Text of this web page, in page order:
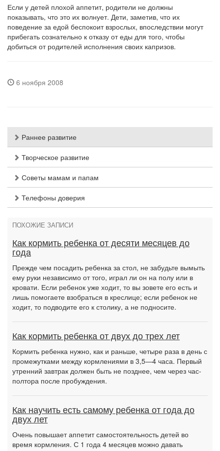
Если у детей плохой аппетит, родители не должны
показывать, что это их волнует. Дети, заметив, что их
поведение за едой беспокоит взрослых, впоследствии могут
прибегать сознательно к отказу от еды для того, чтобы
добиться от родителей исполнения своих капризов.
6 ноября 2008
Раннее развитие
Творческое развитие
Советы мамам и папам
Телефоны доверия
ПОХОЖИЕ ЗАПИСИ
Как кормить ребенка от десяти месяцев до
года
Прежде чем посадить ребенка за стол, не забудьте вымыть
ему руки независимо от того, играл ли он на полу или в
кровати. Если ребенок уже ходит, то вы зовете его есть и
лишь помогаете взобраться в креслице; если ребенок не
ходит, то подводите его к столику, а не подносите.
Как кормить ребенка от двух до трех лет
Кормить ребенка нужно, как и раньше, четыре раза в день с
промежутками между кормлениями в 3,5—4 часа. Первый
утренний завтрак должен быть не позднее, чем через час-
полтора после пробуждения.
Как научить есть самому ребенка от года до
двух лет
Очень повышает аппетит самостоятельность детей во
время кормления. С 1 года 4 месяцев можно давать